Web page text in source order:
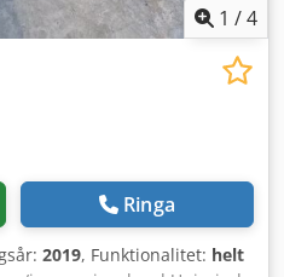
1 /4
Ringa
2019, Funktionalitet: helt